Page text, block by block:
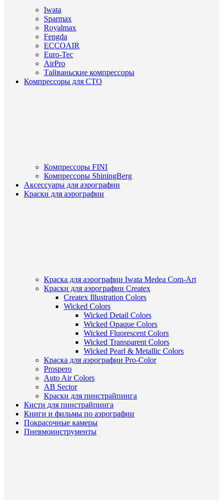
Iwata
Sparmax
Royalmax
Fengda
ECCOAIR
Euro-Tec
AirPro
Тайваньские компрессоры
Компрессоры для СТО
Компрессоры FINI
Компрессоры ShiningBerg
Аксессуары для аэрографии
Краски для аэрографии
Краска для аэрографии Iwata Medea Com-Art
Краски для аэрографии Createx
Createx Illustration Colors
Wicked Colors
Wicked Detail Colors
Wicked Opaque Colors
Wicked Fluorescent Colors
Wicked Transparent Colors
Wicked Pearl & Metallic Colors
Краска для аэрографии Pro-Color
Prospero
Auto Air Colors
AB Sector
Краски для пинстрайпинга
Кисти для пинстрайпинга
Книги и фильмы по аэрографии
Покрасочные камеры
Пневмоинструменты